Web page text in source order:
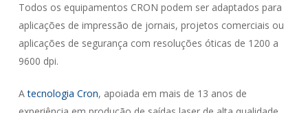
Todos os equipamentos CRON podem ser adaptados para
aplicações de impressão de jornais, projetos comerciais ou
aplicações de segurança com resoluções óticas de 1200 a
9600 dpi.
Atecnologia Cron, apoiada em mais de 13 anos de